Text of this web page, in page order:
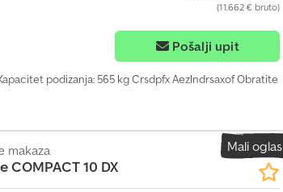
(11.662 € bruto)
Pošalji upit
podizanja: 565 kg Crsdpfx Aezlndrsaxof Obratite
Mali oglas
makaza
COMPACT 10 DX